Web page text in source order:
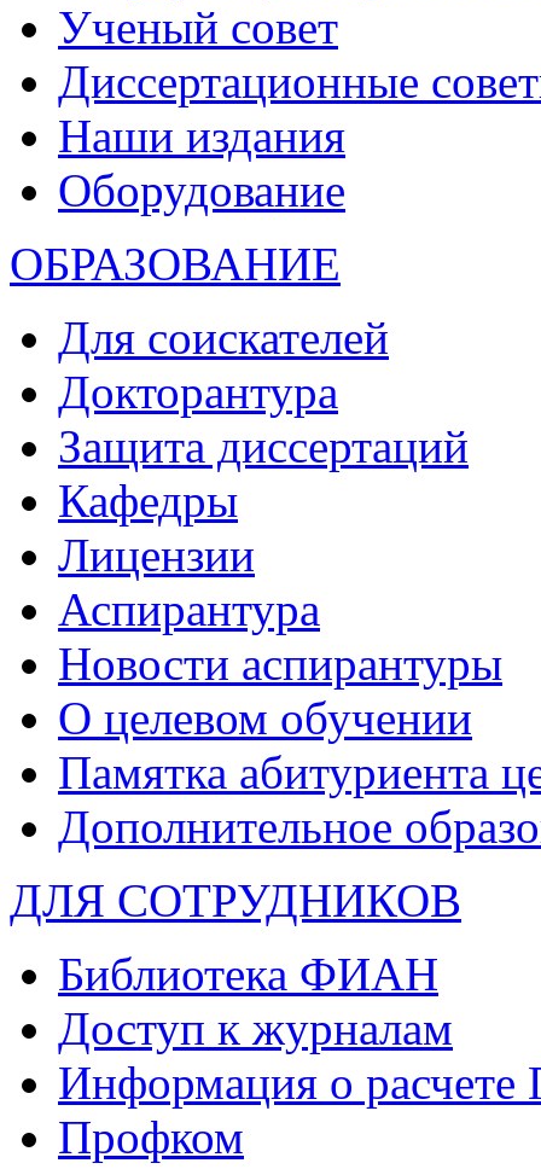
Ученый совет
Диссертационные
Наши издания
Оборудование
ОБРАЗОВАНИЕ
Для соискателей
Докторантура
Защита диссертаций
Кафедры
Лицензии
Аспирантура
Новости аспирантуры
О целевом обучении
Памятка абитуриента
Дополнительное
ДЛЯ СОТРУДНИКОВ
Библиотека ФИАН
Доступ к журналам
Информация о
Профком